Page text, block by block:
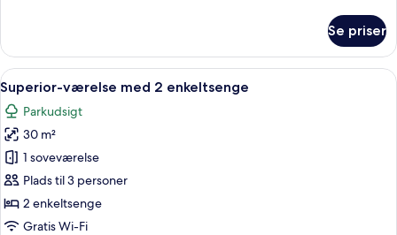
dobbeltværelse
til
1
person
Se priser
Indlæs
alle
billeder
af
Superior-
værelse
med
2
Et moderne hotelværelse med seng,
4
Superior-værelse med 2 enkeltsenge
Parkudsigt
30 m²
1 soveværelse
Plads til 3 personer
2 enkeltsenge
Gratis Wi-Fi